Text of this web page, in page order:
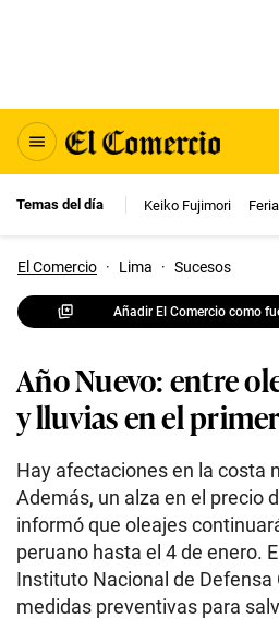
Temas del día Keiko Fujimori
El Comercio · Lima · Sucesos
Añadir El Comercio como
Año Nuevo: entre
y lluvias en el
Hay afectaciones en la costa
Además, un alza en el precio
informó que oleajes
peruano hasta el 4 de enero.
Instituto Nacional de
medidas preventivas para